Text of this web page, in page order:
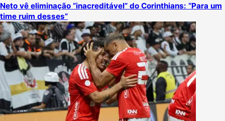
Neto vê eliminação “inacreditável” do Corinthians: “Para um
time ruim desses”